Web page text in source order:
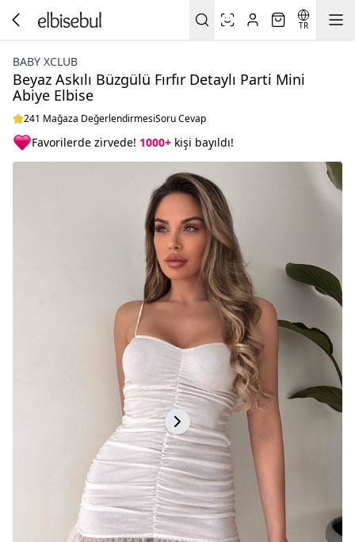
TR
BABY XCLUB
Beyaz Askılı Büzgülü Fırfır Detaylı Parti Mini
Abiye Elbise
241 Mağaza DeğerlendirmesiSoru Cevap
Favorilerde zirvede! 1000+ kişi bayıldı!